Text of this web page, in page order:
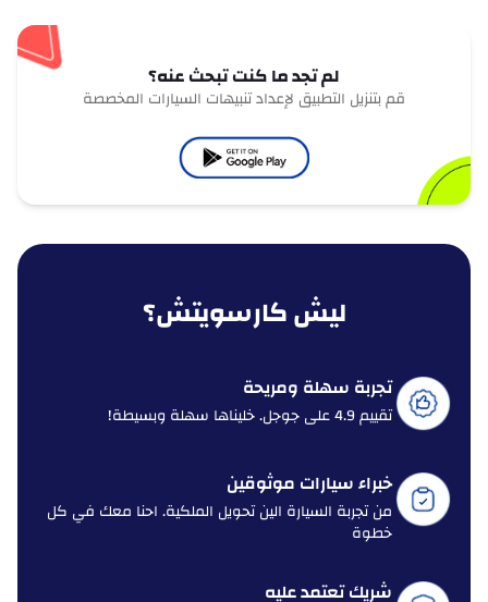
لم تجد ما كنت تبحث عنه؟
قم بتنزيل التطبيق لإعداد تنبيهات السيارات المخصصة
ليش كارسويتش؟
تجربة سهلة ومريحة
تقييم 4.9 على جوجل. خليناها سهلة وبسيطة!
خبراء سيارات موثوقين
من تجربة السيارة الين تحويل الملكية. احنا معك في كل
خطوة
شريك تعتمد عليه